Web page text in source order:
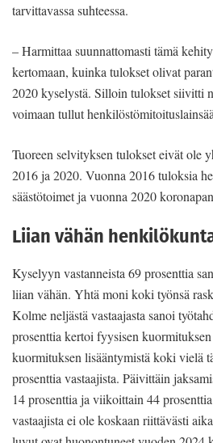
tarvittavassa suhteessa.
– Harmittaa suunnattomasti tämä
kertomaan, kuinka tulokset olivat
2020 kyselystä. Silloin tulokset siivitti
voimaan tullut
Tuoreen selvityksen tulokset eivät ole
2016 ja 2020. Vuonna 2016 tuloksia
säästötoimet ja vuonna 2020
Liian vähän
Kyselyyn vastanneista 69 prosenttia
liian vähän. Yhtä moni koki työnsä
Kolme neljästä vastaajasta sanoi
prosenttia kertoi fyysisen
kuormituksen lisääntymistä koki vielä
prosenttia vastaajista. Päivittäin
14 prosenttia ja viikoittain 44
vastaajista ei ole koskaan riittävästi